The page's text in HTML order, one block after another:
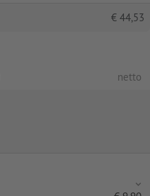
€ 44,53
netto